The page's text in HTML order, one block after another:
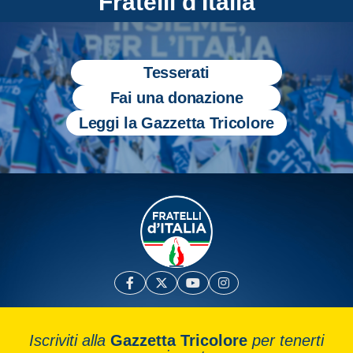
Tesserati
Fai una donazione
Leggi la Gazzetta Tricolore
Iscriviti alla Gazzetta Tricolore per tenerti